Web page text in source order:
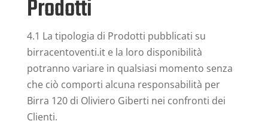
Prodotti
4.1 La tipologia di Prodotti pubblicati su
birracentoventi.it e la loro disponibilità
potranno variare in qualsiasi momento senza
che ciò comporti alcuna responsabilità per
Birra 120 di Oliviero Giberti nei confronti dei
Clienti.